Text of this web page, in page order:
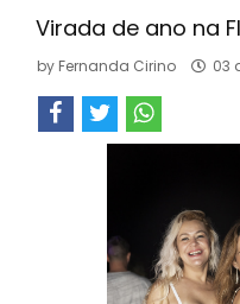
Virada de ano na
by Fernanda Cirino 03